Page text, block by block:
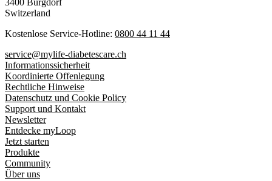
Switzerland
Kostenlose Service-Hotline: 0800 44 11 44
service@mylife-diabetescare.ch
Informationssicherheit
Koordinierte Offenlegung
Rechtliche Hinweise
Datenschutz und Cookie Policy
Support und Kontakt
Newsletter
Entdecke myLoop
Jetzt starten
Produkte
Community
Über uns